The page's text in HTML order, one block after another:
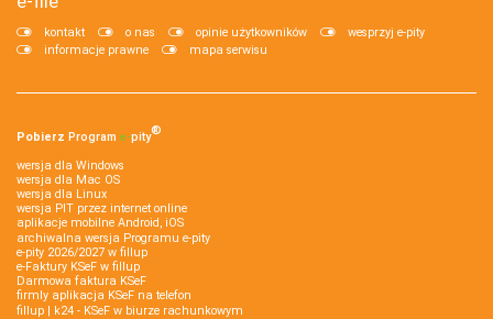
kontakt o nas opinie użytkowników
wesprzyj e-pity
informacje prawne
mapa serwisu
Pobierz Program e‑pity®
wersja dla Windows
wersja dla Mac OS
wersja dla Linux
wersja PIT przez internet online
aplikacje mobilne Android, iOS
archiwalna wersja Programu e-pity
e-pity 2026/2027 w fillup
e‑Faktury KSeF w fillup
Darmowa faktura KSeF
firmly aplikacja KSeF na telefon
fillup | k24 - KSeF w biurze rachunkowym